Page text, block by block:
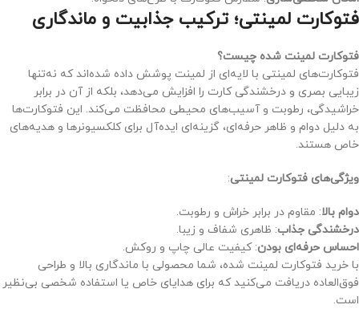
فتوکارت لمینتی؛ ترکیب جذابیت و ماندگاری
فتوکارت لمینت شده چیست؟
فتوکارت‌های لمینتی با لایه‌ای از لمینت پوشش داده شده‌اند که نه‌تنها
زیبایی بصری و درخشندگی کارت را افزایش می‌دهد، بلکه از آن در برابر
خراشیدگی، رطوبت و آسیب‌های محیطی محافظت می‌کند. این فتوکارت‌ها
به دلیل دوام و ظاهر حرفه‌ای، گزینه‌ای ایده‌آل برای کلکسیونرها و هدیه‌های
خاص هستند.
ویژگی‌های فتوکارت لمینتی:
دوام بالا: مقاوم در برابر خراش و رطوبت.
درخشندگی جذاب: ظاهری شفاف و زیبا.
احساس حرفه‌ای بودن: کیفیت عالی چاپ و روکش.
با خرید فتوکارت لمینت شده، شما محصولی با ماندگاری بالا و طراحی
فوق‌العاده دریافت می‌کنید که برای هدایای خاص یا استفاده شخصی بی‌نظیر
است.